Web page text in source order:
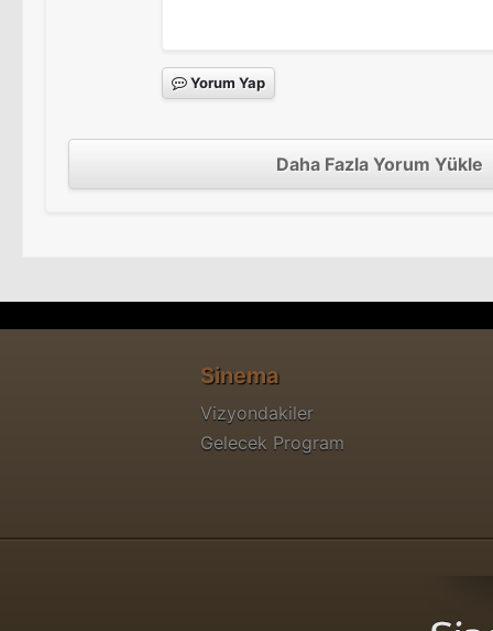
Yorum Yap
Daha Fazla Yorum Yükle
Sinema
Vizyondakiler
Gelecek Program